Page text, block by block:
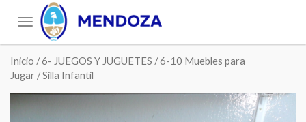
Toggle
navigation
Inicio /6- JUEGOS Y JUGUETES /6-10 Muebles para
Jugar / Silla Infantil